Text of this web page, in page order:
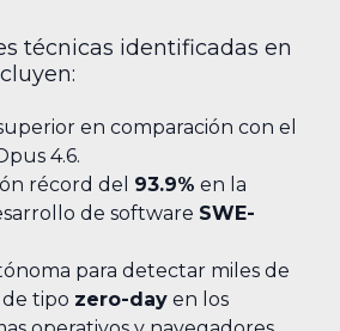
técnicas identificadas en
en comparación con el
4.6.
récord del 93.9% en la
de software SWE-
para detectar miles de
tipo zero-day en los